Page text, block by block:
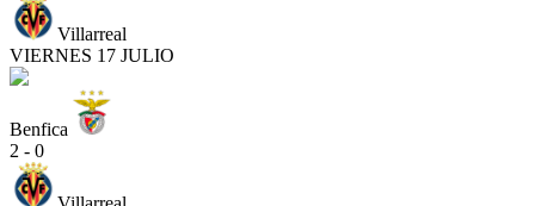
Villarreal
VIERNES 17 JULIO
Benfica
2 - 0